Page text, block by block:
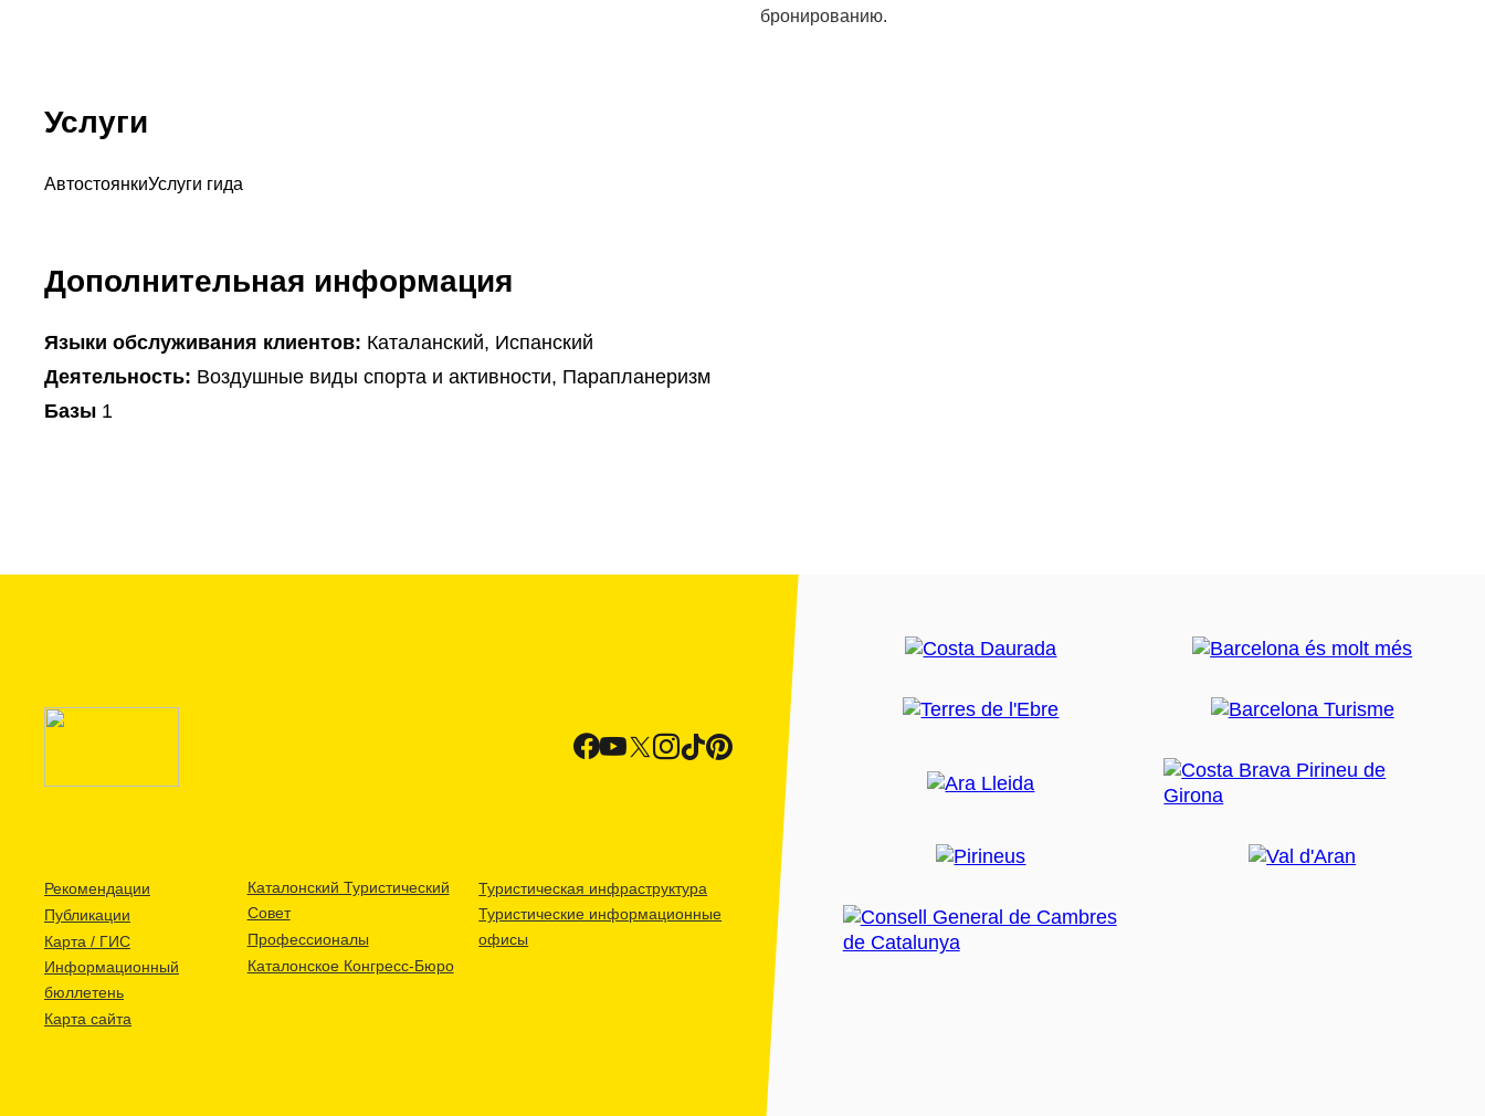
бронированию.
Услуги
АвтостоянкиУслуги гида
Дополнительная информация
Языки обслуживания клиентов: Каталанский, Испанский
Деятельность: Воздушные виды спорта и активности, Парапланеризм
Базы 1
Рекомендации
Публикации
Карта / ГИС
Информационный
бюллетень
Карта сайта
Каталонский Туристический
Совет
Профессионалы
Каталонское Конгресс-Бюро
Туристическая инфраструктура
Туристические информационные
офисы